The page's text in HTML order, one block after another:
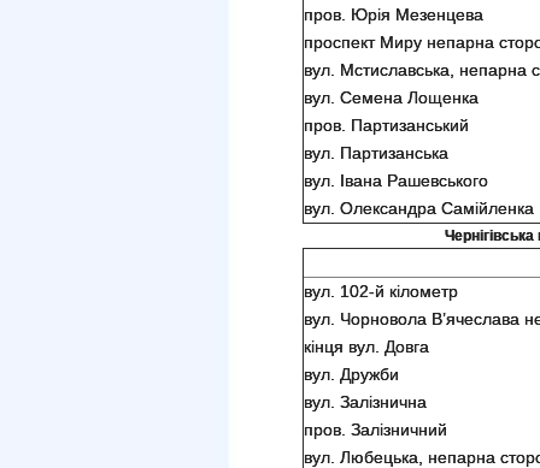
пров. Юрія Мезенцева
проспект Миру непарна
вул. Мстиславська, непарна
вул. Семена Лощенка
пров. Партизанський
вул. Партизанська
вул. Івана Рашевського
вул. Олександра Самійленка
вул. 102-й кілометр
вул. Чорновола В’ячеслава
кінця вул. Довга
вул. Дружби
вул. Залізнична
пров. Залізничний
вул. Любецька, непарна